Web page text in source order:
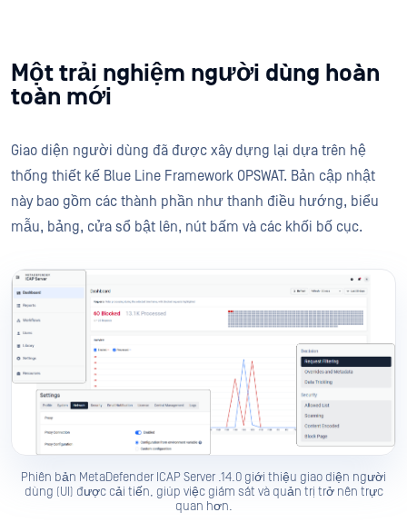
Một trải nghiệm người dùng hoàn
toàn mới
Giao diện người dùng đã được xây dựng lại dựa trên hệ
thống thiết kế Blue Line Framework OPSWAT. Bản cập nhật
này bao gồm các thành phần như thanh điều hướng, biểu
mẫu, bảng, cửa sổ bật lên, nút bấm và các khối bố cục.
Phiên bản MetaDefender ICAP Server .14.0 giới thiệu giao diện người
dùng (UI) được cải tiến, giúp việc giám sát và quản trị trở nên trực
quan hơn.